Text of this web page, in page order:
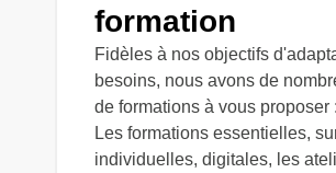
Disponible sur plusieurs
1 jour / 7 heures
FORMATION CONTINUE
Caméra
formation
Fidèles à nos objectifs
besoins, nous avons de
de formations à vous proposer :
Les formations essentielles,
individuelles, digitales, les